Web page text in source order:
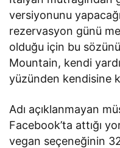
versiyonunu
rezervasyon günü
olduğu için bu
Mountain, kendi
yüzünden kendisine
Adı açıklanmayan
Facebook’ta attığı
vegan seçeneğinin